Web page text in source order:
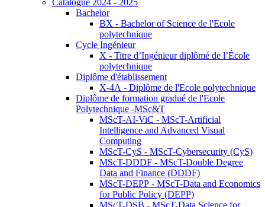
Catalogue 2024 - 2025
Bachelor
BX - Bachelor of Science de l'Ecole
polytechnique
Cycle Ingénieur
X - Titre d’Ingénieur diplômé de l’École
polytechnique
Diplôme d'établissement
X-4A - Diplôme de l'Ecole polytechnique
Diplôme de formation gradué de l'Ecole
Polytechnique -MSc&T
MScT-AI-ViC - MScT-Artificial
Intelligence and Advanced Visual
Computing
MScT-CyS - MScT-Cybersecurity (CyS)
MScT-DDDF - MScT-Double Degree
Data and Finance (DDDF)
MScT-DEPP - MScT-Data and Economics
for Public Policy (DEPP)
MScT-DSB - MScT-Data Science for